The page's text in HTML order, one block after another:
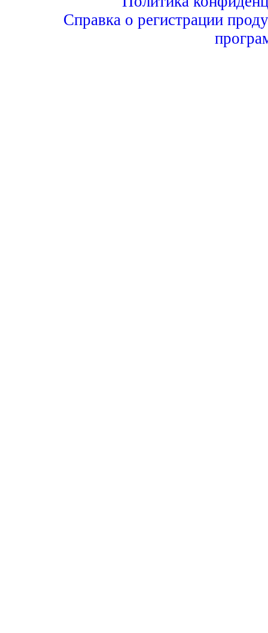
Справка о регистрации